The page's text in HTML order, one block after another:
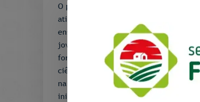
O projeto pretende avançar o debate
atividades na iniciação às práticas da
ensino, pesquisa e extensão e o
jovens para processos seletivos com o
formulados fóruns de discussão com
ciência, núcleo de estudos, palestras
na academia e à sua autoafirmação em
iniciativa é pensada como uma